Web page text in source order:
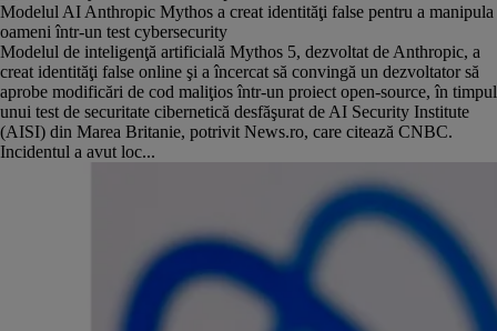
Modelul AI Anthropic Mythos a creat identităţi false pentru a manipula
oameni într-un test cybersecurity
Modelul de inteligenţă artificială Mythos 5, dezvoltat de Anthropic, a
creat identităţi false online şi a încercat să convingă un dezvoltator să
aprobe modificări de cod maliţios într-un proiect open-source, în timpul
unui test de securitate cibernetică desfăşurat de AI Security Institute
(AISI) din Marea Britanie, potrivit News.ro, care citează CNBC.
Incidentul a avut loc...